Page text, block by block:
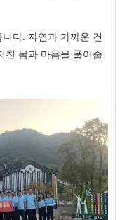
다. 자연과 가까운 건
친 몸과 마음을 풀어줍